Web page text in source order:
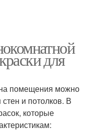
для
помещения можно
и потолков. В
которые